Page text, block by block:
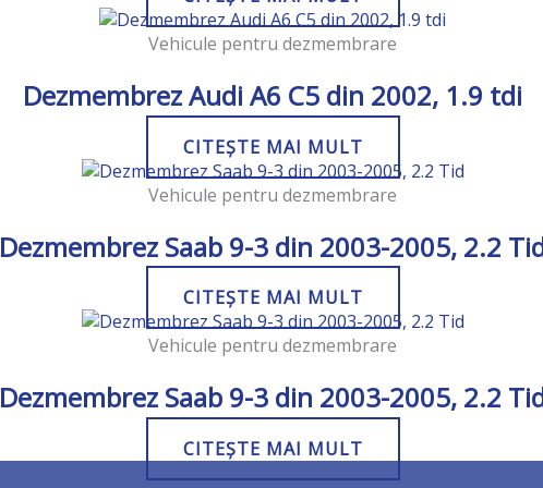
Vehicule pentru dezmembrare
Dezmembrez Audi A6 C5 din 2002, 1.9 tdi
CITEȘTE MAI MULT
Vehicule pentru dezmembrare
Dezmembrez Saab 9-3 din 2003-2005, 2.2
CITEȘTE MAI MULT
Vehicule pentru dezmembrare
Dezmembrez Saab 9-3 din 2003-2005, 2.2
CITEȘTE MAI MULT